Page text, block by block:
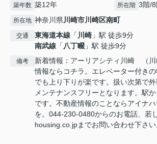
築年数 築12年 所在階 3階/
所在地 神奈川県川崎市川崎区南町
交通 東海道本線 「 川崎 」駅 徒歩9分
南武線 「八丁畷 」駅 徒歩9分
備考
新着情報：アーリアシティ川崎 （川
情報ならコチラ。エレベーター付き
でも上り下りが楽です。扱い次第で外
メンテナンスフリーとなります。駅
です。不動産情報のことならアイナ
を。044-230-0480からのお電話、若
housing.co.jpまでお問い合わせ下さい